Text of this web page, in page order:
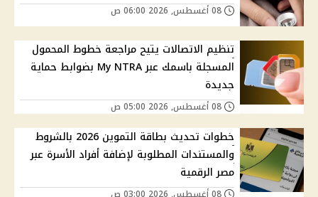
تنظيم الاتصالات يتيح مراجعة خطوط المحمول
المسجلة باسمك عبر My NTRA بضوابط حماية
جديدة
خطوات تحديث بطاقة التموين 2026 بالشروط
والمستندات المطلوبة لإضافة أفراد الأسرة عبر
مصر الرقمية